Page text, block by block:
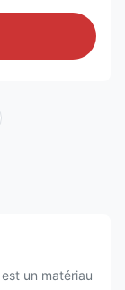
un matériau